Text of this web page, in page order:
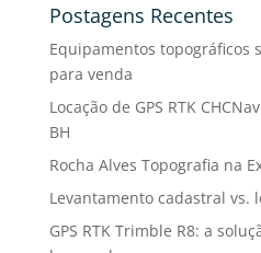
Postagens Recentes
Equipamentos topográficos
para venda
Locação de GPS RTK
BH
Rocha Alves Topografia na
Levantamento cadastral vs.
GPS RTK Trimble R8: a